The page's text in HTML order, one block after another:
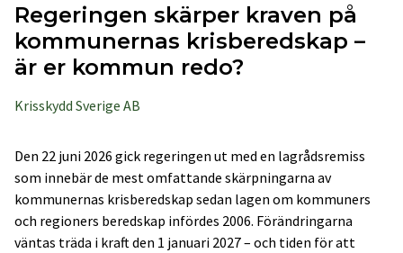
Regeringen skärper kraven på
kommunernas krisberedskap –
är er kommun redo?
Krisskydd Sverige AB
Den 22 juni 2026 gick regeringen ut med en lagrådsremiss
som innebär de mest omfattande skärpningarna av
kommunernas krisberedskap sedan lagen om kommuners
och regioners beredskap infördes 2006. Förändringarna
väntas träda i kraft den 1 januari 2027 – och tiden för att